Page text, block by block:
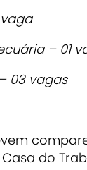
– 01
03 vagas
do